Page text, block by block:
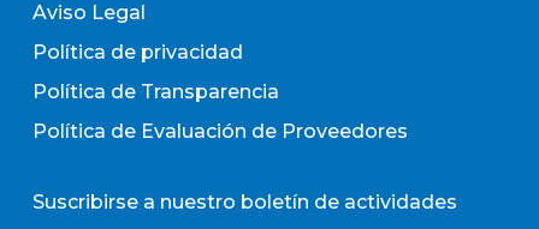
Aviso Legal
Política de privacidad
Política de Transparencia
Política de Evaluación de Proveedores
Suscribirse a nuestro boletín de actividades